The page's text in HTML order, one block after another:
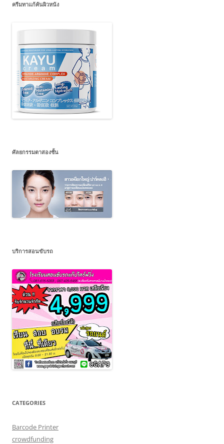
ครีมทาแก้คันผิวหนัง
ศัลยกรรมตาสองชั้น
บริการสอนขับรถ
CATEGORIES
Barcode Printer
crowdfunding